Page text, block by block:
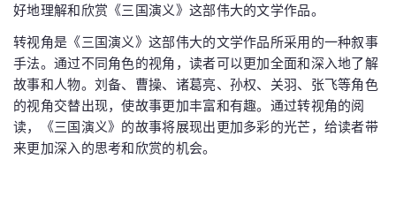
好地理解和欣赏《三国演义》这部伟大的文学作品。
转视角是《三国演义》这部伟大的文学作品所采用的一种叙事
手法。通过不同角色的视角，读者可以更加全面和深入地了解
故事和人物。刘备、曹操、诸葛亮、孙权、关羽、张飞等角色
的视角交替出现，使故事更加丰富和有趣。通过转视角的阅
读，《三国演义》的故事将展现出更加多彩的光芒，给读者带
来更加深入的思考和欣赏的机会。